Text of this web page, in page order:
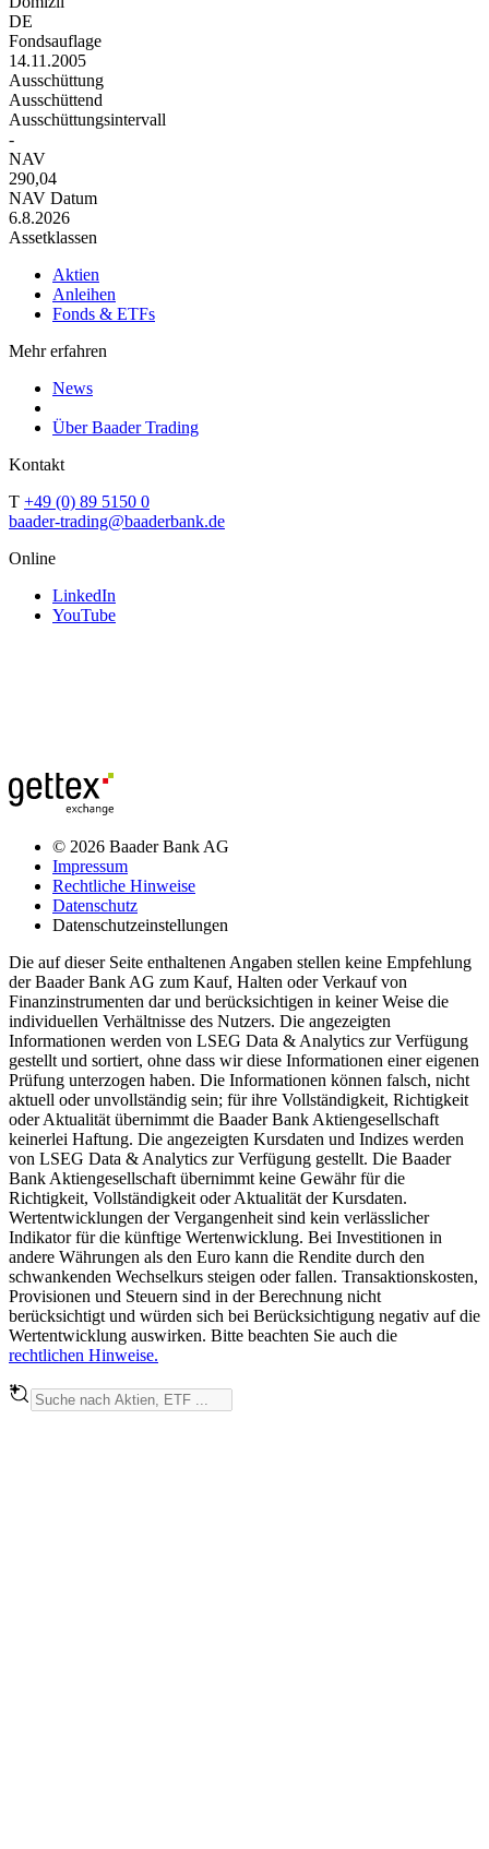
DE
Fondsauflage
14.11.2005
Ausschüttung
Ausschüttend
Ausschüttungsintervall
-
NAV
290,04
NAV Datum
6.8.2026
Assetklassen
Aktien
Anleihen
Fonds & ETFs
Mehr erfahren
News
Über Baader Trading
Kontakt
T +49 (0) 89 5150 0
baader-trading@baaderbank.de
Online
LinkedIn
YouTube
© 2026 Baader Bank AG
Impressum
Rechtliche Hinweise
Datenschutz
Datenschutzeinstellungen
Die auf dieser Seite enthaltenen Angaben stellen keine Empfehlung
der Baader Bank AG zum Kauf, Halten oder Verkauf von
Finanzinstrumenten dar und berücksichtigen in keiner Weise die
individuellen Verhältnisse des Nutzers. Die angezeigten
Informationen werden von LSEG Data & Analytics zur Verfügung
gestellt und sortiert, ohne dass wir diese Informationen einer eigenen
Prüfung unterzogen haben. Die Informationen können falsch, nicht
aktuell oder unvollständig sein; für ihre Vollständigkeit, Richtigkeit
oder Aktualität übernimmt die Baader Bank Aktiengesellschaft
keinerlei Haftung. Die angezeigten Kursdaten und Indizes werden
von LSEG Data & Analytics zur Verfügung gestellt. Die Baader
Bank Aktiengesellschaft übernimmt keine Gewähr für die
Richtigkeit, Vollständigkeit oder Aktualität der Kursdaten.
Wertentwicklungen der Vergangenheit sind kein verlässlicher
Indikator für die künftige Wertenwicklung. Bei Investitionen in
andere Währungen als den Euro kann die Rendite durch den
schwankenden Wechselkurs steigen oder fallen. Transaktionskosten,
Provisionen und Steuern sind in der Berechnung nicht
berücksichtigt und würden sich bei Berücksichtigung negativ auf die
Wertentwicklung auswirken. Bitte beachten Sie auch die
rechtlichen Hinweise.